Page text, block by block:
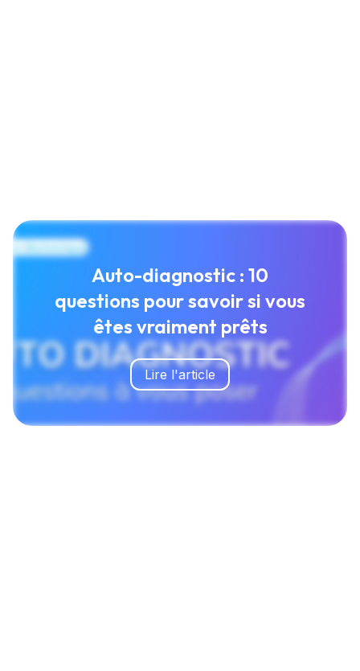
Auto-diagnostic : 10
questions pour savoir si vous
êtes vraiment prêts
Lire l'article